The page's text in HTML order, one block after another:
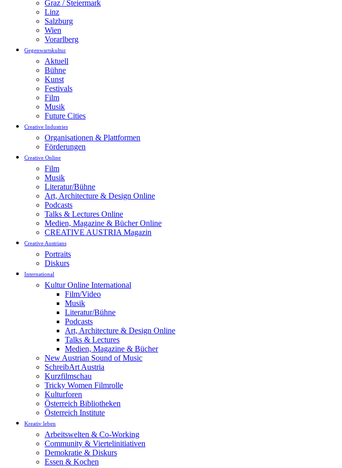
Graz / Steiermark
Linz
Salzburg
Wien
Vorarlberg
Gegenwartskultur
Aktuell
Bühne
Kunst
Festivals
Film
Musik
Future Cities
Creative Industries
Organisationen & Plattformen
Förderungen
Creative Online
Film
Musik
Literatur/Bühne
Art, Architecture & Design Online
Podcasts
Talks & Lectures Online
Medien, Magazine & Bücher Online
CREATIVE AUSTRIA Magazin
Creative Austrians
Portraits
Diskurs
International
Kultur Online International
Film/Video
Musik
Literatur/Bühne
Podcasts
Art, Architecture & Design Online
Talks & Lectures
Medien, Magazine & Bücher
New Austrian Sound of Music
SchreibArt Austria
Kurzfilmschau
Tricky Women Filmrolle
Kulturforen
Österreich Bibliotheken
Österreich Institute
Kreativ leben
Arbeitswelten & Co-Working
Community & Viertelinitiativen
Demokratie & Diskurs
Essen & Kochen